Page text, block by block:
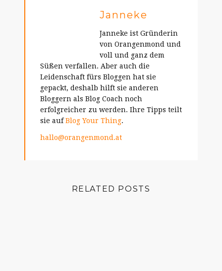
Janneke
Janneke ist Gründerin
von Orangenmond und
voll und ganz dem
Süßen verfallen. Aber auch die
Leidenschaft fürs Bloggen hat sie
gepackt, deshalb hilft sie anderen
Bloggern als Blog Coach noch
erfolgreicher zu werden. Ihre Tipps teilt
sie aufBlog Your Thing.
hallo@orangenmond.at
RELATED POSTS